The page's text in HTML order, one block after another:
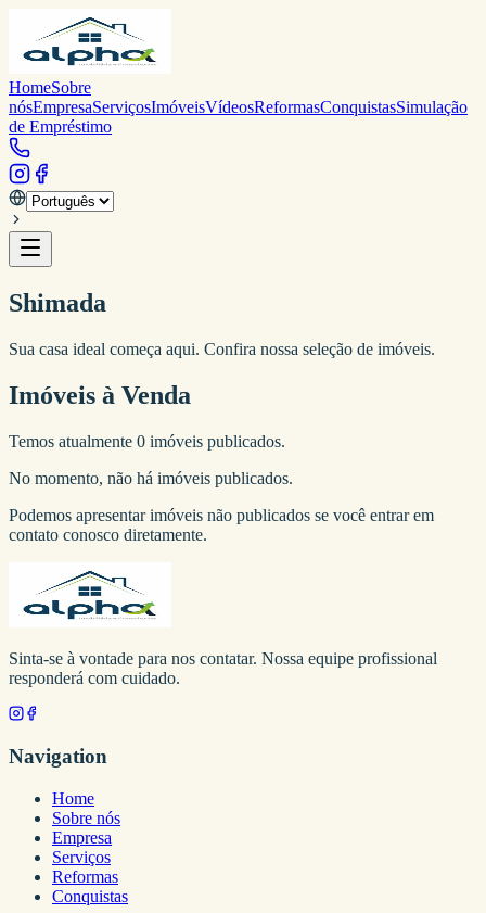
HomeSobre
nósEmpresaServiçosImóveisVídeosReformasConquistasSimulação
de Empréstimo
Shimada
Sua casa ideal começa aqui. Confira nossa seleção de imóveis.
Imóveis à Venda
Temos atualmente 0 imóveis publicados.
No momento, não há imóveis publicados.
Podemos apresentar imóveis não publicados se você entrar em
contato conosco diretamente.
Sinta-se à vontade para nos contatar. Nossa equipe profissional
responderá com cuidado.
Navigation
Home
Sobre nós
Empresa
Serviços
Reformas
Conquistas